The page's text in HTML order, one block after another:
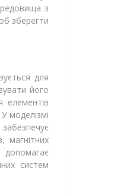
з
зберегти
для
його
елементів
моделізмі
магнітних
допомагає
систем